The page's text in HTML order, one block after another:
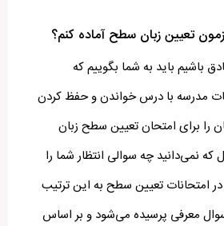
تعیین زبان سطح آماده کنم؟
باشیم باید به شما بگوییم که
مدرسه با درس خواندن و حفظ کردن
را برای امتحان تعیین سطح زبان
که نمی‌دانید چه سوالی انتظار شما را
امتحانات تعیین سطح به این ترتیب
معرفی پرسیده می‌شود و بر اساس